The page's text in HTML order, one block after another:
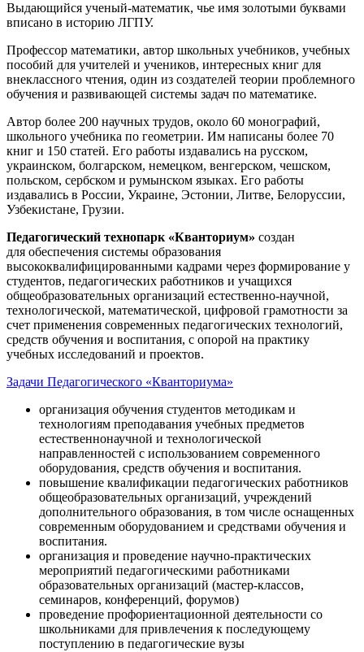
Выдающийся ученый-математик, чье имя золотыми буквами
вписано в историю ЛГПУ.
Профессор математики, автор школьных учебников, учебных
пособий для учителей и учеников, интересных книг для
внеклассного чтения, один из создателей теории проблемного
обучения и развивающей системы задач по математике.
Автор более 200 научных трудов, около 60 монографий,
школьного учебника по геометрии. Им написаны более 70
книг и 150 статей. Его работы издавались на русском,
украинском, болгарском, немецком, венгерском, чешском,
польском, сербском и румынском языках. Его работы
издавались в России, Украине, Эстонии, Литве, Белоруссии,
Узбекистане, Грузии.
Педагогический технопарк «Кванториум» создан
для обеспечения системы образования
высококвалифицированными кадрами через формирование у
студентов, педагогических работников и учащихся
общеобразовательных организаций естественно-научной,
технологической, математической, цифровой грамотности за
счет применения современных педагогических технологий,
средств обучения и воспитания, с опорой на практику
учебных исследований и проектов.
Задачи Педагогического «Кванториума»
организация обучения студентов методикам и
технологиям преподавания учебных предметов
естественнонаучной и технологической
направленностей с использованием современного
оборудования, средств обучения и воспитания.
повышение квалификации педагогических работников
общеобразовательных организаций, учреждений
дополнительного образования, в том числе оснащенных
современным оборудованием и средствами обучения и
воспитания.
организация и проведение научно-практических
мероприятий педагогическими работниками
образовательных организаций (мастер-классов,
семинаров, конференций, форумов)
проведение профориентационной деятельности со
школьниками для привлечения к последующему
поступлению в педагогические вузы